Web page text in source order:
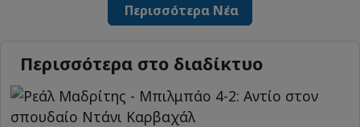
Περισσότερα Νέα
Περισσότερα στο διαδίκτυο